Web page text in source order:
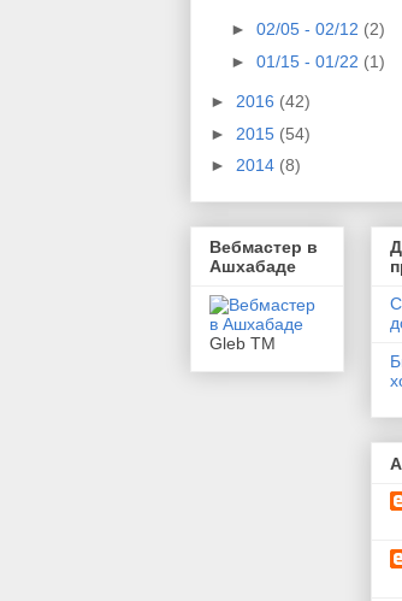
► 02/05 - 02/12 (2)
► 01/15 - 01/22 (1)
► 2016 (42)
► 2015 (54)
► 2014 (8)
Вебмастер в
Ашхабаде
Gleb TM